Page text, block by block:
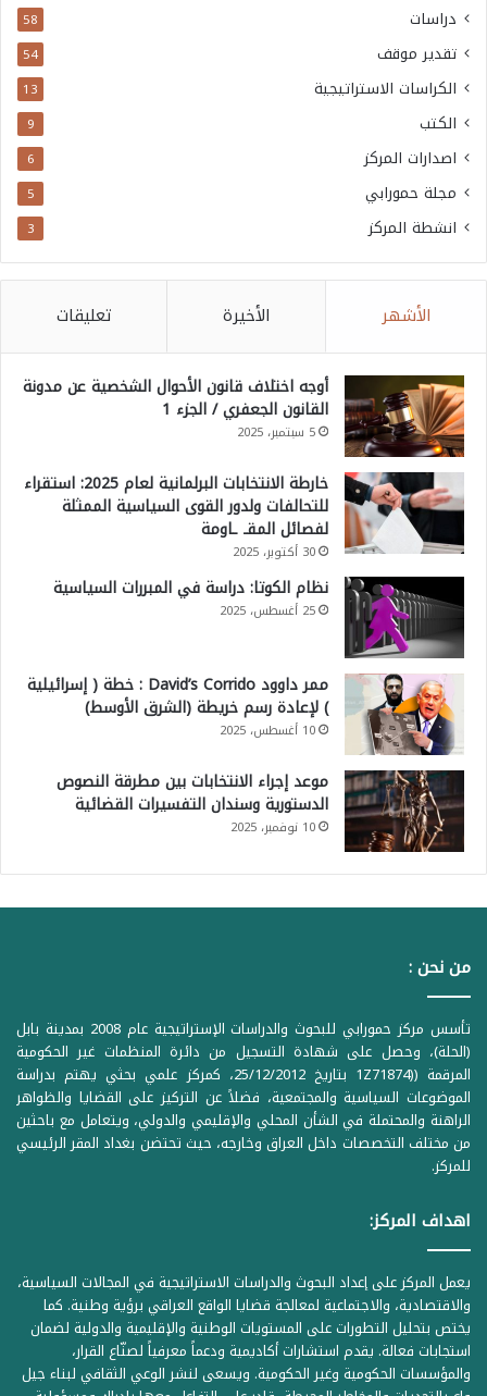
دراسات 58
تقدير موقف 54
الكراسات الاستراتيجية 13
الكتب 9
اصدارات المركز 6
مجلة حمورابي 5
انشطة المركز 3
الأشهر الأخيرة تعليقات
أوجه اختلاف قانون الأحوال الشخصية عن مدونة
القانون الجعفري / الجزء 1
5 سبتمبر، 2025
خارطة الانتخابات البرلمانية لعام 2025: استقراء
للتحالفات ولدور القوى السياسية الممثلة
لفصائل المقـ ـاومة
30 أكتوبر، 2025
نظام الكوتا: دراسة في المبررات السياسية
25 أغسطس، 2025
ممر داوود David’s Corrido : خطة ( إسرائيلية
) لإعادة رسم خريطة (الشرق الأوسط)
10 أغسطس، 2025
موعد إجراء الانتخابات بين مطرقة النصوص
الدستورية وسندان التفسيرات القضائية
10 نوفمبر، 2025
من نحن :
تأسس مركز حمورابي للبحوث والدراسات الإستراتيجية عام 2008 بمدينة بابل
(الحلة)، وحصل على شهادة التسجيل من دائرة المنظمات غير الحكومية
المرقمة ((1Z71874 بتاريخ 25/12/2012، كمركز علمي بحثي يهتم بدراسة
الموضوعات السياسية والمجتمعية، فضلاً عن التركيز على القضايا والظواهر
الراهنة والمحتملة في الشأن المحلي والإقليمي والدولي، ويتعامل مع باحثين
من مختلف التخصصات داخل العراق وخارجه، حيث تحتضن بغداد المقر الرئيسي
للمركز.
اهداف المركز:
يعمل المركز على إعداد البحوث والدراسات الاستراتيجية في المجالات السياسية،
والاقتصادية، والاجتماعية لمعالجة قضايا الواقع العراقي برؤية وطنية. كما
يختص بتحليل التطورات على المستويات الوطنية والإقليمية والدولية لضمان
استجابات فعالة. يقدم استشارات أكاديمية ودعماً معرفياً لصنّاع القرار،
والمؤسسات الحكومية وغير الحكومية. ويسعى لنشر الوعي الثقافي لبناء جيل